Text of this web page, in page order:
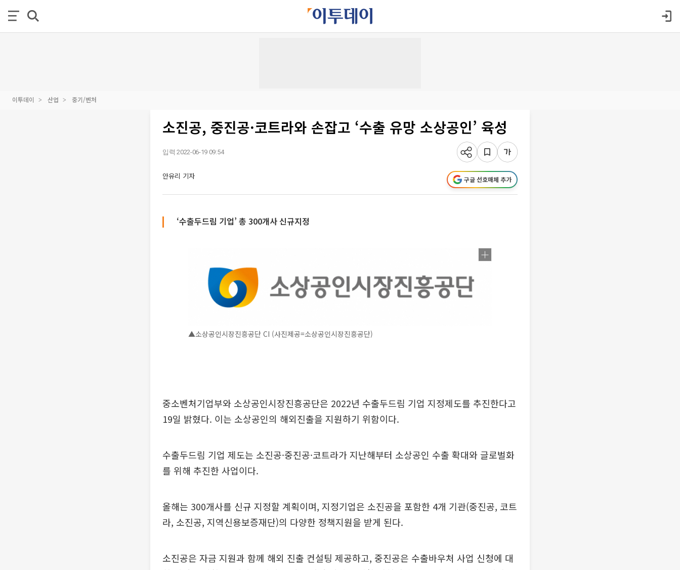
이투데이 산업 중기/벤처
소진공, 중진공·코트라와 손잡고 ‘수출 유망 소상공인’ 육성
입력 2022-06-19 09:54
안유리 기자 구글 선호매체 추가
‘수출두드림 기업’ 총 300개사 신규지정
▲소상공인시장진흥공단 CI (사진제공=소상공인시장진흥공단)
중소벤처기업부와 소상공인시장진흥공단은 2022년 수출두드림 기업 지정제도를 추진한다고
19일 밝혔다. 이는 소상공인의 해외진출을 지원하기 위함이다.
수출두드림 기업 제도는 소진공·중진공·코트라가 지난해부터 소상공인 수출 확대와 글로벌화
를 위해 추진한 사업이다.
올해는 300개사를 신규 지정할 계획이며, 지정기업은 소진공을 포함한 4개 기관(중진공, 코트
라, 소진공, 지역신용보증재단)의 다양한 정책지원을 받게 된다.
소진공은 자금 지원과 함께 해외 진출 컨설팅 제공하고, 중진공은 수출바우처 사업 신청에 대